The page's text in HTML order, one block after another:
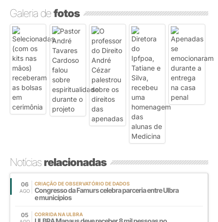
Galeria defotos
Notíciasrelacionadas
06
AGO
CRIAÇÃO DE OBSERVATÓRIO DE DADOS
Congresso da Famurs celebra parceria entre Ulbra
e municípios
05 CORRIDA NA ULBRA